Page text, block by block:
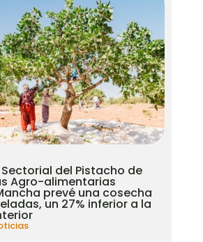
del Pistacho de
Agro-alimentarias
prevé una cosecha
un 27% inferior a la